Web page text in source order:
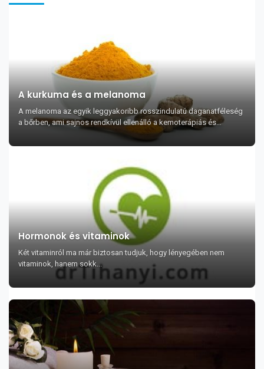
A kurkuma és a melanoma
A melanoma az egyik leggyakoribb rosszindulatú daganatféleség
a bőrben, ami sajnos rendkívül ellenálló a kemoterápiás és
radioterápiás beavatkozásokkal szemben, köve...
Hormonok és vitaminok
Két vitaminról ma már biztosan tudjuk, hogy lényegében nem
vitaminok, hanem sokk...